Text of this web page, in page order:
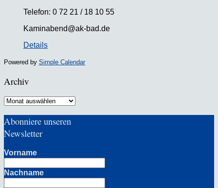
Telefon: 0 72 21 / 18 10 55
Kaminabend@ak-bad.de
Details
Powered by Simple Calendar
Archiv
Archiv
Abonniere unseren
Newsletter
Vorname
Nachname